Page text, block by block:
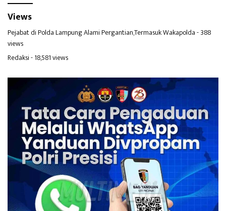
Views
Pejabat di Polda Lampung Alami Pergantian,Termasuk Wakapolda- 388
views
Redaksi- 18,581 views